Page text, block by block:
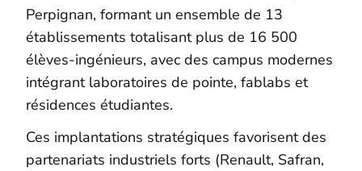
Perpignan, formant un ensemble de 13
établissements totalisant plus de 16 500
élèves-ingénieurs, avec des campus modernes
intégrant laboratoires de pointe, fablabs et
résidences étudiantes.
Ces implantations stratégiques favorisent des
partenariats industriels forts (Renault, Safran,